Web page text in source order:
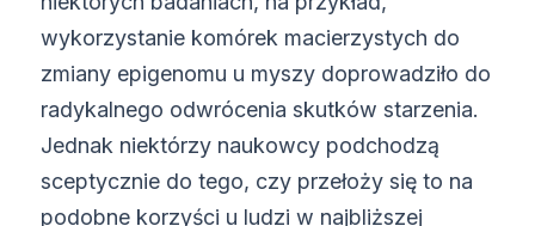
wykorzystanie komórek macierzystych do
zmiany epigenomu u myszy doprowadziło do
radykalnego odwrócenia skutków starzenia.
Jednak niektórzy naukowcy podchodzą
sceptycznie do tego, czy przełoży się to na
podobne korzyści u ludzi w najbliższej